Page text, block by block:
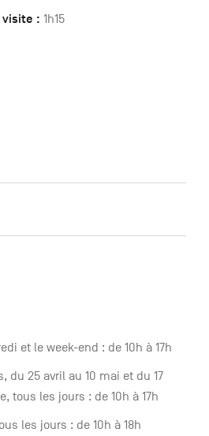
visite : 1h15
et le week-end : de 10h à 17h
du 25 avril au 10 mai et du 17
tous les jours : de 10h à 17h
les jours : de 10h à 18h